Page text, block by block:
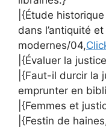
|{Étude
dans l’antiquité
modernes/04,
|{Évaluer la
|{Faut-il durcir la
emprunter en
|{Femmes et
|{Festin de